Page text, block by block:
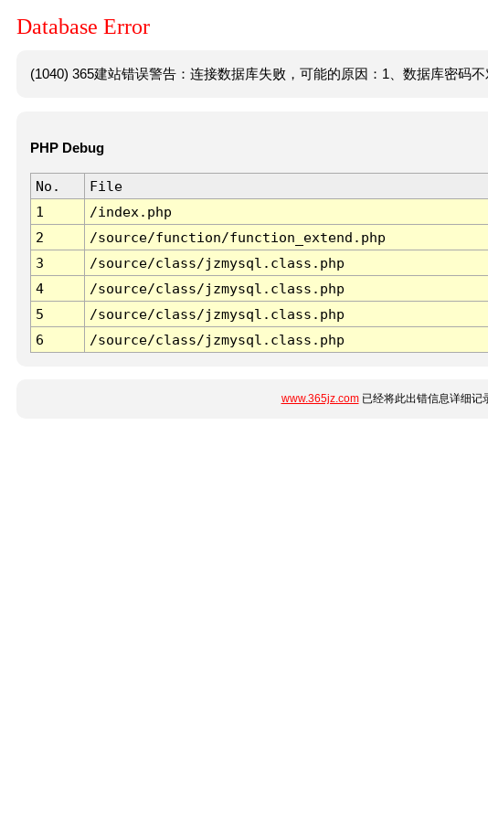
Database Error
(1040) 365建站错误警告：连接数据库失败，可能的原因：1、数据库密码不
PHP Debug
No. File
1
/index.php
2
/source/function/function_extend.php
3
/source/class/jzmysql.class.php
4
/source/class/jzmysql.class.php
5
/source/class/jzmysql.class.php
6
/source/class/jzmysql.class.php
www.365jz.com已经将此出错信息详细记